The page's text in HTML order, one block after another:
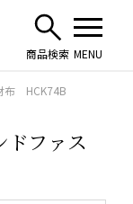
布 HCK74B
ファス